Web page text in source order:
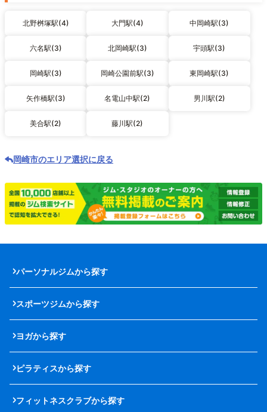
北野桝塚駅(4) 大門駅(4) 中岡崎駅(3)
六名駅(3) 北岡崎駅(3) 宇頭駅(3)
岡崎駅(3) 岡崎公園前駅(3) 東岡崎駅(3)
矢作橋駅(3) 名電山中駅(2) 男川駅(2)
美合駅(2) 藤川駅(2)
岡崎市のエリア選択に戻る
パーソナルジムから探す
スポーツジムから探す
ヨガから探す
ピラティスから探す
フィットネスクラブから探す